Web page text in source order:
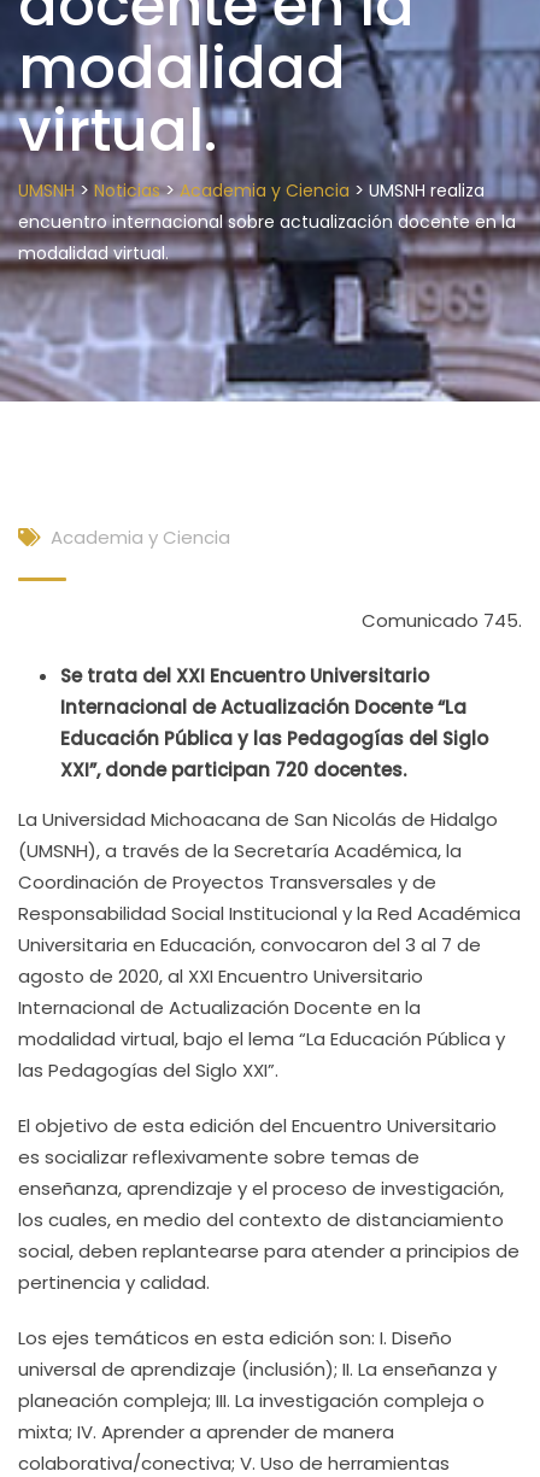
modalidad
virtual.
UMSNH> Noticias>Academia y Ciencia > UMSNH realiza
encuentro internacional sobre actualización docente en la
modalidad virtual.
Academia y Ciencia
Comunicado 745.
Se trata del XXI Encuentro Universitario
Internacional de Actualización Docente “La
Educación Pública y las Pedagogías del Siglo
XXI”, donde participan 720 docentes.
La Universidad Michoacana de San Nicolás de Hidalgo
(UMSNH), a través de la Secretaría Académica, la
Coordinación de Proyectos Transversales y de
Responsabilidad Social Institucional y la Red Académica
Universitaria en Educación, convocaron del 3 al 7 de
agosto de 2020, al XXI Encuentro Universitario
Internacional de Actualización Docente en la
modalidad virtual, bajo el lema “La Educación Pública y
las Pedagogías del Siglo XXI”.
El objetivo de esta edición del Encuentro Universitario
es socializar reflexivamente sobre temas de
enseñanza, aprendizaje y el proceso de investigación,
los cuales, en medio del contexto de distanciamiento
social, deben replantearse para atender a principios de
pertinencia y calidad.
Los ejes temáticos en esta edición son: I. Diseño
universal de aprendizaje (inclusión); II. La enseñanza y
planeación compleja; III. La investigación compleja o
mixta; IV. Aprender a aprender de manera
colaborativa/conectiva; V. Uso de herramientas